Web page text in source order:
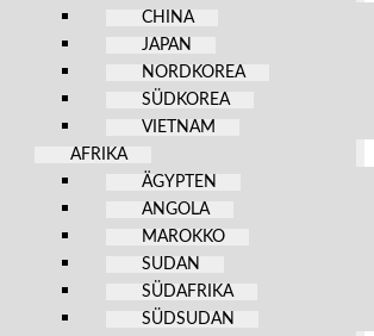
CHINA
JAPAN
NORDKOREA
SÜDKOREA
VIETNAM
AFRIKA
ÄGYPTEN
ANGOLA
MAROKKO
SUDAN
SÜDAFRIKA
SÜDSUDAN